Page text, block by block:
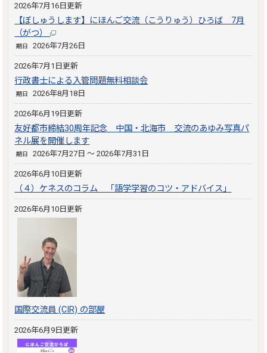
2026年7月16日更新
【ぼしゅうします】にほんご交流（こうりゅう）ひろば 7月
（がつ）
期日 2026年7月26日
2026年7月1日更新
行政書士による入管問題無料相談会
期日 2026年8月18日
2026年6月19日更新
友好都市締結30周年記念 中国・北海市 交流のあゆみ写真パ
ネル展を開催します
期日 2026年7月27日 ～ 2026年7月31日
2026年6月10日更新
（４）ケネスのコラム 「語学学習のコツ・アドバイス」
2026年6月10日更新
国際交流員 (CIR) の部屋
2026年6月9日更新